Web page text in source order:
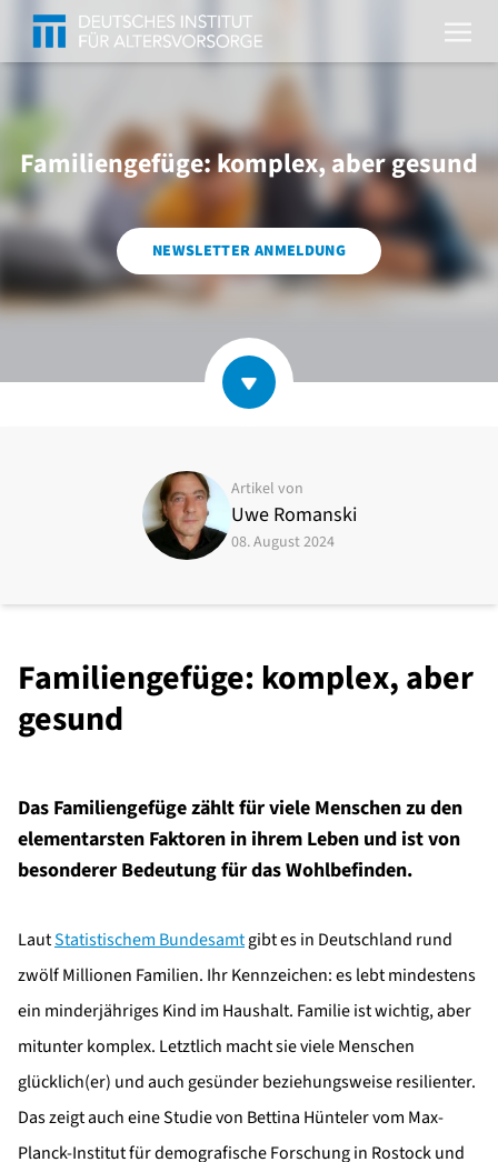
Familiengefüge: komplex, aber gesund
NEWSLETTER ANMELDUNG
Artikel von
Uwe Romanski
08. August 2024
Familiengefüge: komplex, aber
gesund
Das Familiengefüge zählt für viele Menschen zu den
elementarsten Faktoren in ihrem Leben und ist von
besonderer Bedeutung für das Wohlbefinden.
LautStatistischem Bundesamtgibt es in Deutschland rund
zwölf Millionen Familien. Ihr Kennzeichen: es lebt mindestens
ein minderjähriges Kind im Haushalt. Familie ist wichtig, aber
mitunter komplex. Letztlich macht sie viele Menschen
glücklich(er) und auch gesünder beziehungsweise resilienter.
Das zeigt auch eine Studie von Bettina Hünteler vom Max-
Planck-Institut für demografische Forschung in Rostock und